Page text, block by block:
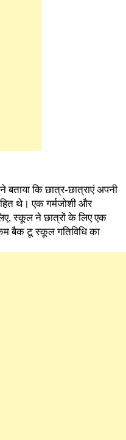
बताया कि छात्र-छात्राएं अपनी
थे। एक गर्मजोशी और
स्कूल ने छात्रों के लिए एक
बैक टू स्कूल गतिविधि का